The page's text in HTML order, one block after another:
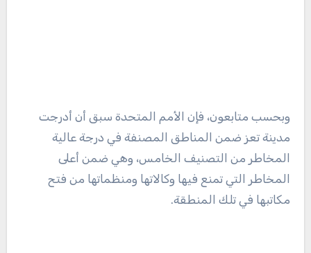
وبحسب متابعون، فإن الأمم المتحدة سبق أن أدرجت
مدينة تعز ضمن المناطق المصنفة في درجة عالية
المخاطر من التصنيف الخامس، وهي ضمن أعلى
المخاطر التي تمنع فيها وكالاتها ومنظماتها من فتح
مكاتبها في تلك المنطقة.